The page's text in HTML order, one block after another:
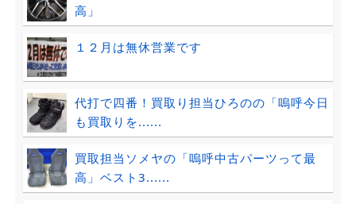
高」
１２月は無休営業です
代打で四番！買取り担当ひろのの「嗚呼今日
も買取りを......
買取担当ソメヤの「嗚呼中古パーツって最
高」ベスト3......